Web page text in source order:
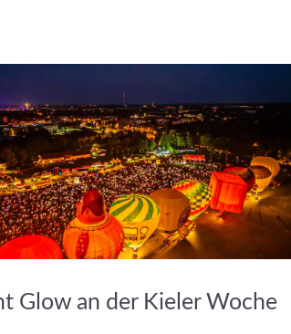
Glow an der Kieler Woche